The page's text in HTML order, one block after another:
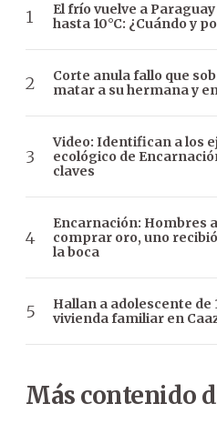
El frío vuelve a
hasta 10°C: ¿Cuándo y
Corte anula fallo que
matar a su hermana y
Video: Identifican a los
ecológico de
claves
Encarnación: Hombres
comprar oro, uno
la boca
Hallan a adolescente
vivienda familiar en
Más contenido